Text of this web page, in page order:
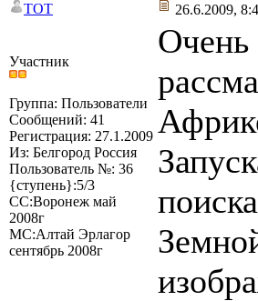
TOT 26.6.2009,
Участник
Группа: Пользователи
Сообщений: 41
Регистрация: 27.1.2009
Из: Белгород Россия
Пользователь №: 36
{ступень}:5/3
СС:Воронеж май
2008г
МС:Алтай Эрлагор
сентябрь 2008г
Очень